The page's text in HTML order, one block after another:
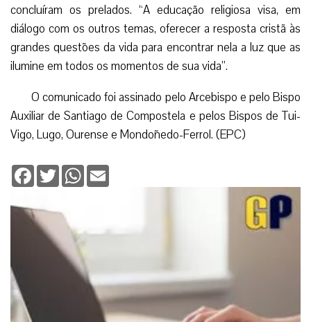
concluíram os prelados. “A educação religiosa visa, em
diálogo com os outros temas, oferecer a resposta cristã às
grandes questões da vida para encontrar nela a luz que as
ilumine em todos os momentos de sua vida”.
O comunicado foi assinado pelo Arcebispo e pelo Bispo
Auxiliar de Santiago de Compostela e pelos Bispos de Tui-
Vigo, Lugo, Ourense e Mondoñedo-Ferrol. (EPC)
Facebook
TwitterWhatsApp